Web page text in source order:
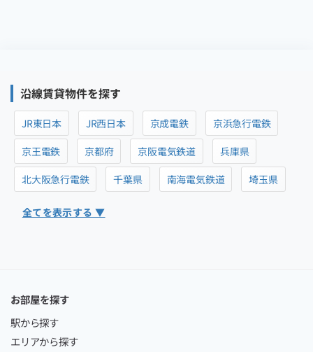
沿線賃貸物件を探す
JR東日本 JR西日本 京成電鉄
京浜急行電鉄
京王電鉄
京都府 京阪電気鉄道
兵庫県
北大阪急行電鉄
千葉県 南海電気鉄道 埼玉県
全てを表示する ▼
お部屋を探す
駅から探す
エリアから探す